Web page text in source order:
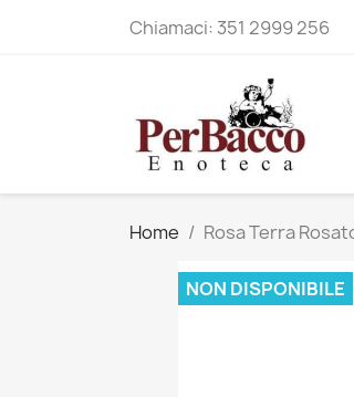
Chiamaci: 351 2999 256
Home Rosa Terra
NON DISPONIBILE